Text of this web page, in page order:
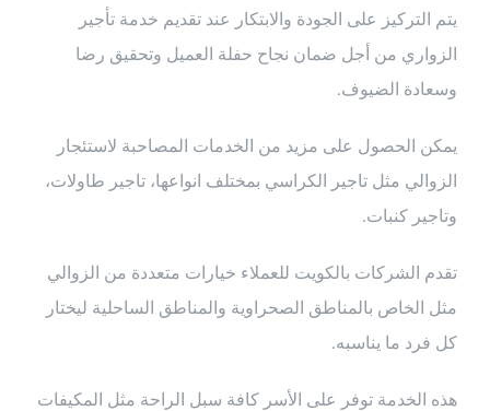
يتم التركيز على الجودة والابتكار عند تقديم خدمة تأجير
الزواري من أجل ضمان نجاح حفلة العميل وتحقيق رضا
وسعادة الضيوف.
يمكن الحصول على مزيد من الخدمات المصاحبة لاستئجار
الزوالي مثل تاجير الكراسي بمختلف انواعها، تاجير طاولات،
وتاجير كنبات.
تقدم الشركات بالكويت للعملاء خيارات متعددة من الزوالي
مثل الخاص بالمناطق الصحراوية والمناطق الساحلية ليختار
كل فرد ما يناسبه.
هذه الخدمة توفر على الأسر كافة سبل الراحة مثل المكيفات